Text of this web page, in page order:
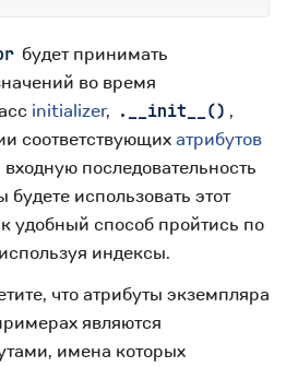
будет принимать
во время
initializer, .__init__() ,
соответствующихатрибутов
последовательность
будете использовать этот
удобный способ пройтись по
индексы.
что атрибуты экземпляра
являются
имена которых